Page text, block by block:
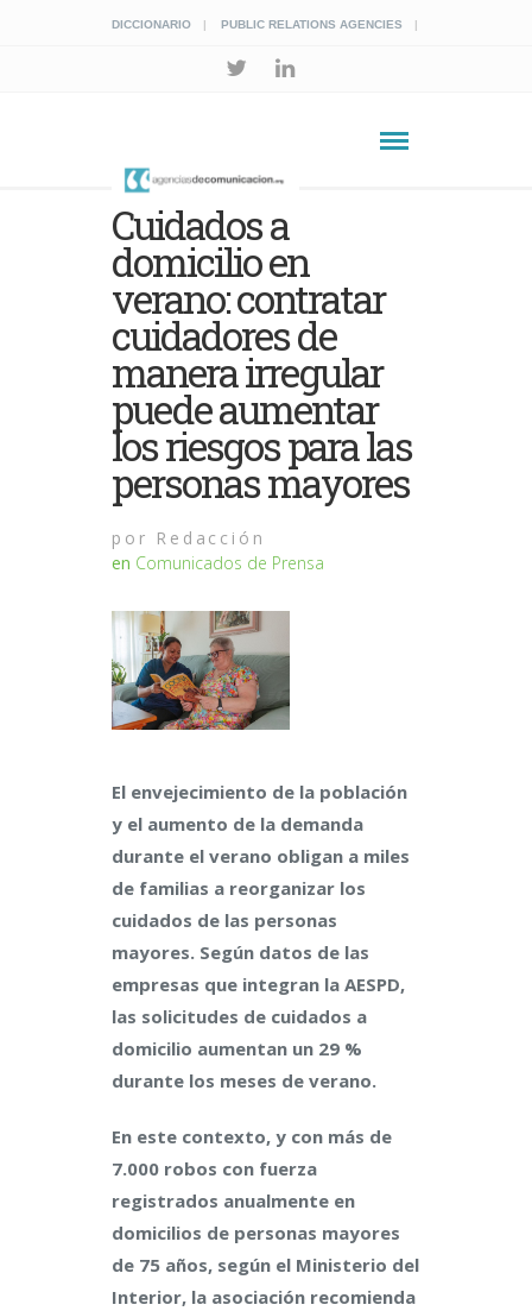
DICCIONARIO PUBLIC RELATIONS AGENCIES
Cuidados a
domicilio en
verano: contratar
cuidadores de
manera irregular
puede aumentar
los riesgos para las
personas mayores
por Redacción
en Comunicados de Prensa
El envejecimiento de la población
y el aumento de la demanda
durante el verano obligan a miles
de familias a reorganizar los
cuidados de las personas
mayores. Según datos de las
empresas que integran la AESPD,
las solicitudes de cuidados a
domicilio aumentan un 29 %
durante los meses de verano.
En este contexto, y con más de
7.000 robos con fuerza
registrados anualmente en
domicilios de personas mayores
de 75 años, según el Ministerio del
Interior, la asociación recomienda